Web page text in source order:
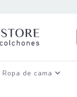
Ropa de cama